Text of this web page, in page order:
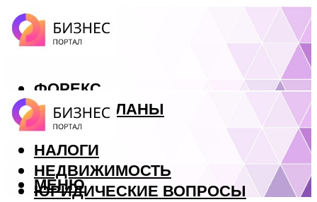
ФОРЕКС
БИЗНЕС ПЛАНЫ
КРЕДИТЫ
НАЛОГИ
НЕДВИЖИМОСТЬ
ЮРИДИЧЕСКИЕ ВОПРОСЫ
МЕНЮ